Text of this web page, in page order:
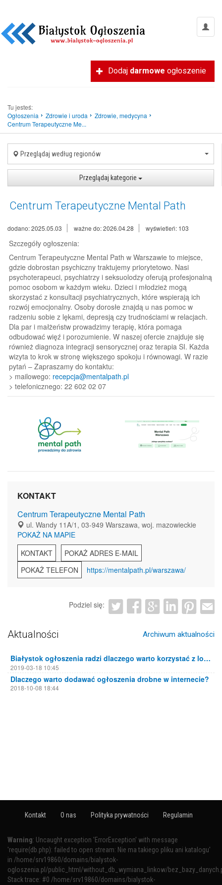
Dodaj darmowe ogłoszenie
Tu jesteś:
Ogłoszenia
Zdrowie i uroda
Zdrowie, medycyna
Centrum Terapeutyczne Me...
Przeglądaj według regionów
Przeglądaj kategorie
Centrum Terapeutyczne Mental Path
dodano: 2025.05.03 ważne do: 2026.04.28 wyświetleń: 103
Szczegóły ogłoszenia:
Centrum Terapeutyczne Mental Path w Warszawie to miejsce,
gdzie dobrostan psychiczny traktujemy priorytetowo. Nasi
psychoterapeuci, psychiatrzy i seksuolodzy oferują profesjonalną
pomoc osobom w każdym wieku. Dzieci i młodzież mogą
skorzystać z konsultacji psychiatrycznych, które wspierają ich
rozwój emocjonalny. Osoby dorosłe znajdą u nas pomoc w
radzeniu sobie z lękami, depresją czy trudnościami w relacjach.
Dla par i małżeństw prowadzimy terapię, która pomaga
odbudować więź i porozumienie. W naszej ofercie znajduje się
również diagnoza integracji sensorycznej oraz terapia SI. Każda
wizyta to krok w stronę większego spokoju i równowagi. W razie
pytań – Zapraszamy do kontaktu:
> mailowego: recepcja@mentalpath.pl
> telefonicznego: 22 602 02 07
KONTAKT
Centrum Terapeutyczne Mental Path
ul. Wandy 11A/1, 03-949 Warszawa, woj. mazowieckie
POKAŻ NA MAPIE
KONTAKT
POKAŻ ADRES E-MAIL
POKAŻ TELEFON
https://mentalpath.pl/warszawa/
Podziel się:
Aktualności Archiwum aktualności
Białystok ogłoszenia radzi dlaczego warto korzystać z lokalnych portali ogłoszeniowych
2019-03-18 10:45
Dlaczego warto dodawać ogłoszenia drobne w internecie?
2018-10-08 18:44
Kontakt O nas Polityka prywatności Regulamin
Warning: Uncaught exception 'ErrorException' with message
'require(db.php): failed to open stream: Nie ma takiego pliku ani katalogu'
in /home/srv19860/domains/bialystok-
ogloszenia.pl/public_html/without_db_wymiana_linkow/
Stack trace: #0 /home/srv19860/domains/bialystok-